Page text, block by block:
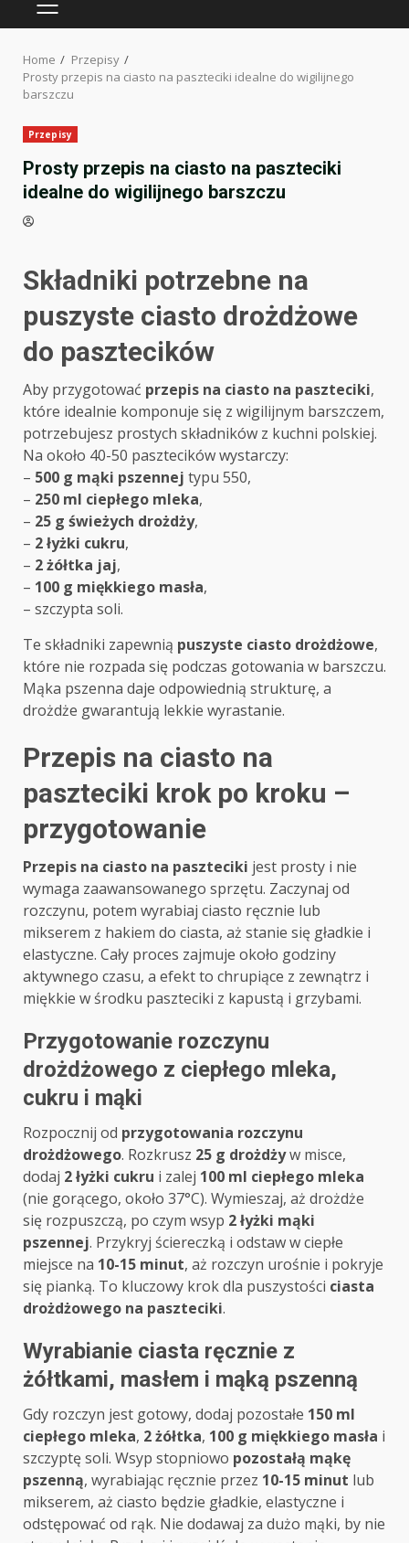
PRIMARY
Home
Przepisy
Prosty przepis na ciasto na paszteciki idealne do wigilijnego
barszczu
Przepisy
Prosty przepis na ciasto na paszteciki
idealne do wigilijnego barszczu
Składniki potrzebne na
puszyste ciasto drożdżowe
do pasztecików
Aby przygotować przepis na ciasto na paszteciki,
które idealnie komponuje się z wigilijnym barszczem,
potrzebujesz prostych składników z kuchni polskiej.
Na około 40-50 pasztecików wystarczy:
– 500 g mąki pszennej typu 550,
– 250 ml ciepłego mleka,
– 25 g świeżych drożdży,
– 2 łyżki cukru,
– 2 żółtka jaj,
– 100 g miękkiego masła,
– szczypta soli.
Te składniki zapewnią puszyste ciasto drożdżowe,
które nie rozpada się podczas gotowania w barszczu.
Mąka pszenna daje odpowiednią strukturę, a
drożdże gwarantują lekkie wyrastanie.
Przepis na ciasto na
paszteciki krok po kroku –
przygotowanie
Przepis na ciasto na paszteciki jest prosty i nie
wymaga zaawansowanego sprzętu. Zaczynaj od
rozczynu, potem wyrabiaj ciasto ręcznie lub
mikserem z hakiem do ciasta, aż stanie się gładkie i
elastyczne. Cały proces zajmuje około godziny
aktywnego czasu, a efekt to chrupiące z zewnątrz i
miękkie w środku paszteciki z kapustą i grzybami.
Przygotowanie rozczynu
drożdżowego z ciepłego mleka,
cukru i mąki
Rozpocznij od przygotowania rozczynu
drożdżowego. Rozkrusz 25 g drożdżyw misce,
dodaj 2 łyżki cukru i zalej 100 ml ciepłego mleka
(nie gorącego, około 37°C). Wymieszaj, aż drożdże
się rozpuszczą, po czym wsyp 2 łyżki mąki
pszennej. Przykryj ściereczką i odstaw w ciepłe
miejsce na 10-15 minut, aż rozczyn urośnie i pokryje
się pianką. To kluczowy krok dla puszystości ciasta
drożdżowego na paszteciki.
Wyrabianie ciasta ręcznie z
żółtkami, masłem i mąką pszenną
Gdy rozczyn jest gotowy, dodaj pozostałe 150 ml
ciepłego mleka, 2 żółtka, 100 g miękkiego masła i
szczyptę soli. Wsyp stopniowo pozostałą mąkę
pszenną, wyrabiając ręcznie przez 10-15 minut lub
mikserem, aż ciasto będzie gładkie, elastyczne i
odstępować od rąk. Nie dodawaj za dużo mąki, by nie